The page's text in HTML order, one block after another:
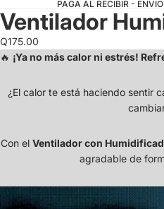
PAGA AL RECIBIR -
Ventilador
Q175.00
🔥 ¡Ya no más calor ni estrés!
¿El calor te está haciendo sentir
Con el Ventilador con
agradable de